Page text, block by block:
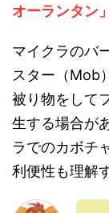
オーランタン」
マイクラのバ
スター（Mob
被り物をして
生する場合が
ラでのカボチ
利便性も理解